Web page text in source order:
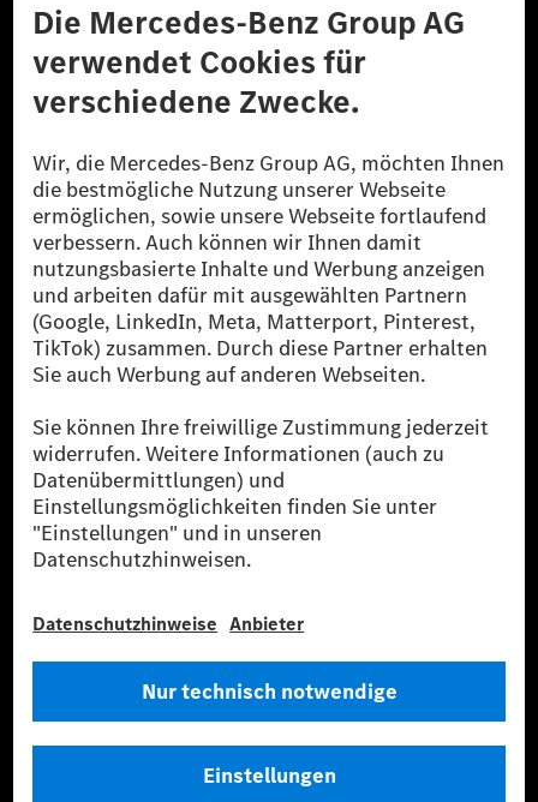
Datenschutz Lizenzhinweise Dritter Barrierefreiheit
© 2026 Mercedes-Benz Group AG. Alle Rechte vorbehalten.
[1] Bilanziell CO₂-neutral bedeutet, dass nicht vermiedene oder nicht
reduzierte CO₂-Emissionen bei der Mercedes-Benz Group durch
zertifizierte Ausgleichsprojekte kompensiert werden.
[2] Renewable Charging ist ein integraler Bestandteil von MB.CHARGE
Public in Europa, den USA, Kanada und China. Sofern an der jeweiligen
Ladestation noch kein Strom aus erneuerbaren Energien vorliegt,
verwendet Renewable Charging Grünstromzertifikate*. Diese stellen
sicher, dass für Ladevorgänge über MB.CHARGE Public eine äquivalente
Strommenge aus erneuerbaren Energien ins Stromnetz eingespeist wird.
* Inkl. EKOenergy Ökolabel
* Die angegebenen Werte wurden nach dem vorgeschriebenen
Messverfahren WLTP (Worldwide harmonised Light vehicles Test
Procedure) ermittelt. Die angegebenen Spannweiten beziehen sich auf
den europäischen Markt. Der Energieverbrauch und der CO₂-Ausstoß
eines Pkw sind nicht nur von der effizienten Ausnutzung des Kraftstoffs
bzw. des Energieträgers durch den Pkw, sondern auch vom Fahrstil und
** Der Stromverbrauch wurde auf der Grundlage der VO 692/2008/EG
Fahrzeugkonfiguration.
*** Angaben zum Stromverbrauch und zur Reichweite sind vorläufig und
wurden intern nach Maßgabe der Zertifizierungsmethode „WLTP-
Typgenehmigung noch eine Konformitätsbescheinigung mit amtlichen